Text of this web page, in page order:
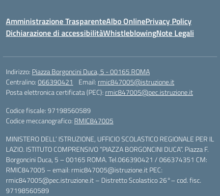
Amministrazione TrasparenteAlbo OnlinePrivacy Policy
Dichiarazione di accessibilitàWhistleblowingNote Legali
Indirizzo: Piazza Borgoncini Duca, 5 - 00165 ROMA
Centralino:066390421 Email: rmic847005@istruzione.it
Posta elettronica certificata (PEC): rmic847005@pec.istruzione.it
Codice fiscale: 97198560589
Codice meccanografico: RMIC847005
MINISTERO DELL’ ISTRUZIONE, UFFICIO SCOLASTICO REGIONALE PER IL
LAZIO. ISTITUTO COMPRENSIVO “PIAZZA BORGONCINI DUCA”. Piazza F.
Borgoncini Duca, 5 – 00165 ROMA. Tel.066390421 / 066374351 CM:
RMIC847005 – email: rmic847005@istruzione.it PEC:
rmic847005@pec.istruzione.it – Distretto Scolastico 26°– cod. fisc.
97198560589